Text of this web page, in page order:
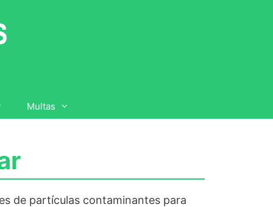
Multas
de partículas contaminantes para